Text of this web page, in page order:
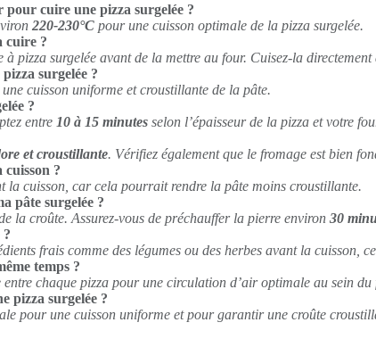
cuire une pizza surgelée ?
220-230°C pour une cuisson optimale de la pizza surgelée.
cuire ?
à pizza surgelée avant de la mettre au four. Cuisez-la
surgelée ?
cuisson uniforme et croustillante de la pâte.
?
entre 10 à 15 minutes selon l’épaisseur de la pizza et votre
et croustillante. Vérifiez également que le fromage est bien
?
la cuisson, car cela pourrait rendre la pâte moins croustillante.
pâte surgelée ?
la croûte. Assurez-vous de préchauffer la pierre environ 30
?
frais comme des légumes ou des herbes avant la cuisson,
temps ?
chaque pizza pour une circulation d’air optimale au sein du
pizza surgelée ?
pour une cuisson uniforme et pour garantir une croûte